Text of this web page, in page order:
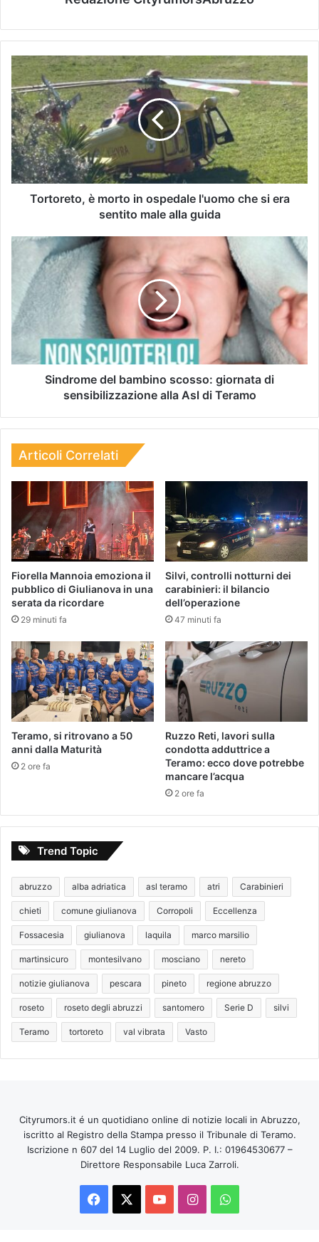
Tortoreto, è morto in ospedale l'uomo che si era
sentito male alla guida
Sindrome del bambino scosso: giornata di
sensibilizzazione alla Asl di Teramo
Articoli Correlati
Fiorella Mannoia emoziona il
pubblico di Giulianova in una
serata da ricordare
29 minuti fa
Silvi, controlli notturni dei
carabinieri: il bilancio
dell’operazione
47 minuti fa
Teramo, si ritrovano a 50
anni dalla Maturità
2 ore fa
Ruzzo Reti, lavori sulla
condotta adduttrice a
Teramo: ecco dove potrebbe
mancare l’acqua
2 ore fa
Trend Topic
abruzzo alba adriatica asl teramo atri Carabinieri
chieti comune giulianova Corropoli Eccellenza
Fossacesia giulianova laquila marco marsilio
martinsicuro montesilvano mosciano nereto
notizie giulianova pescara pineto regione abruzzo
roseto roseto degli abruzzi santomero Serie D silvi
Teramo tortoreto val vibrata Vasto
Cityrumors.it é un quotidiano online di notizie locali in Abruzzo,
iscritto al Registro della Stampa presso il Tribunale di Teramo.
Iscrizione n 607 del 14 Luglio del 2009. P. I.: 01964530677 –
Direttore Responsabile Luca Zarroli.
Facebook
You InstagramWhatsApp